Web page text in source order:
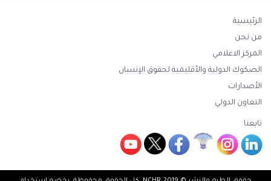
الرئيسية
من نحن
المركز الاعلامي
الصكوك الدولية والأقليمية لحقوق الإنسان
الأصدارات
التعاون الدولي
تابعنا